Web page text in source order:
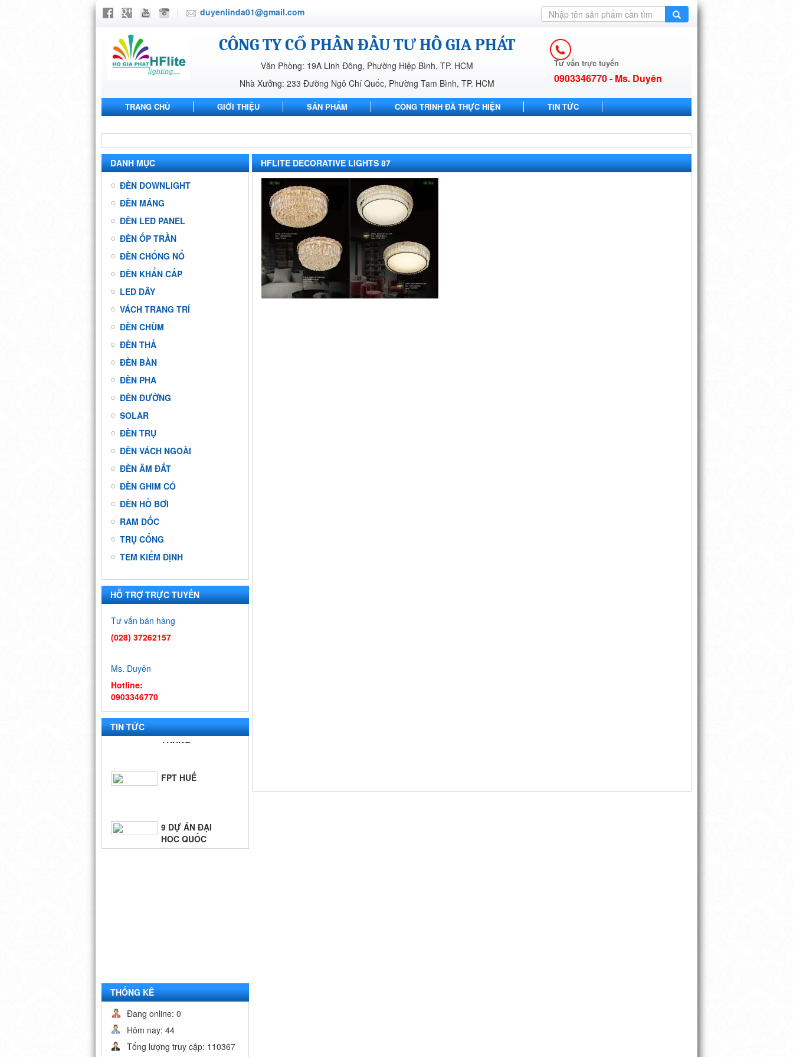
duyenlinda01@gmail.com
CÔNG TY CỔ PHẦN ĐẦU TƯ HỒ GIA PHÁT
Văn Phòng: 19A Linh Đông, Phường Hiệp Bình, TP. HCM
Nhà Xưởng: 233 Đường Ngô Chí Quốc, Phường Tam Bình, TP. HCM
Tư vấn trực tuyến
0903346770 - Ms. Duyên
TRANG CHỦ GIỚI THIỆU SẢN PHẨM CÔNG TRÌNH ĐÃ THỰC HIỆN
TIN TỨC
DANH MỤC
ĐÈN DOWNLIGHT
ĐÈN MÁNG
ĐÈN LED PANEL
ĐÈN ỐP TRẦN
ĐÈN CHỐNG NỔ
ĐÈN KHẨN CẤP
LED DÂY
VÁCH TRANG TRÍ
ĐÈN CHÙM
ĐÈN THẢ
ĐÈN BÀN
ĐÈN PHA
ĐÈN ĐƯỜNG
SOLAR
ĐÈN TRỤ
ĐÈN VÁCH NGOÀI
ĐÈN ÂM ĐẤT
ĐÈN GHIM CỎ
ĐÈN HỒ BƠI
RAM DỐC
TRỤ CỔNG
TEM KIỂM ĐỊNH
HỖ TRỢ TRỰC TUYẾN
Tư vấn bán hàng
(028) 37262157
Ms. Duyên
Hotline:
0903346770
TIN TỨC
9 DỰ ÁN ĐẠI
HỌC QUỐC
GIA - TP.HCM
TRĂNG
GIA - TP.HCM
THỐNG KÊ
Đang online: 0
Hôm nay: 44
Tống lượng truy cập: 110367
HFLITE DECORATIVE LIGHTS 87